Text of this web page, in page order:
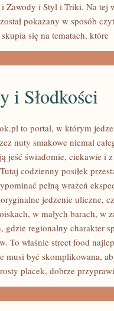
Zawody i Styl i Triki. Na tej
pokazany w sposób
się na tematach, które
i Słodkości
to portal, w którym
nuty smakowe niemal
jeść świadomie, ciekawie i
codzienny posiłek
pełną wrażeń
jedzenie uliczne,
w małych barach, w
gdzie regionalny charakter
To właśnie street food
musi być skomplikowana,
placek, dobrze